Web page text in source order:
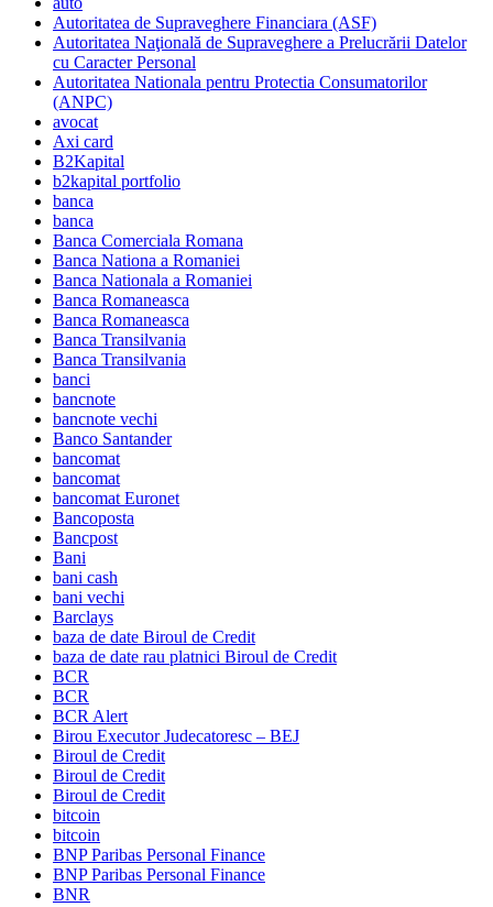
Autoritatea de Supraveghere Financiara (ASF)
Autoritatea Naţională de Supraveghere a Prelucrării Datelor
cu Caracter Personal
Autoritatea Nationala pentru Protectia Consumatorilor
(ANPC)
avocat
Axi card
B2Kapital
b2kapital portfolio
banca
banca
Banca Comerciala Romana
Banca Nationa a Romaniei
Banca Nationala a Romaniei
Banca Romaneasca
Banca Romaneasca
Banca Transilvania
Banca Transilvania
banci
bancnote
bancnote vechi
Banco Santander
bancomat
bancomat
bancomat Euronet
Bancoposta
Bancpost
Bani
bani cash
bani vechi
Barclays
baza de date Biroul de Credit
baza de date rau platnici Biroul de Credit
BCR
BCR
BCR Alert
Birou Executor Judecatoresc – BEJ
Biroul de Credit
Biroul de Credit
Biroul de Credit
bitcoin
bitcoin
BNP Paribas Personal Finance
BNP Paribas Personal Finance
BNR